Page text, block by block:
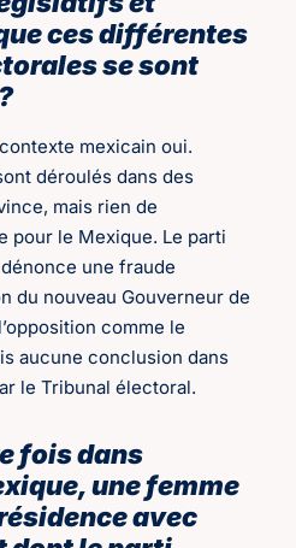
ces différentes
se sont
mexicain oui.
déroulés dans des
mais rien de
pour le Mexique. Le parti
une fraude
du nouveau Gouverneur de
comme le
aucune conclusion dans
le Tribunal électoral.
fois dans
une femme
avec